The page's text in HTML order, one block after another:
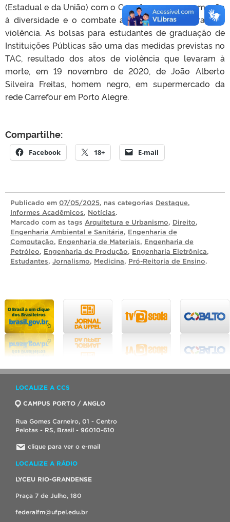
(Estadual e da União) com o Carrefour, para a promoção
à diversidade e o combate ao racismo estrutural e à
violência. As bolsas para estudantes de graduação de
Instituições Públicas são uma das medidas previstas no
TAC, resultado dos atos de violência que levaram à
morte, em 19 novembro de 2020, de João Alberto
Silveira Freitas, homem negro, em supermercado da
rede Carrefour em Porto Alegre.
Compartilhe:
Facebook 18+ E-mail
Publicado em 07/05/2025, nas categorias Destaque,
Informes Acadêmicos, Notícias.
Marcado com as tags Arquitetura e Urbanismo, Direito,
Engenharia Ambiental e Sanitária, Engenharia de
Computação, Engenharia de Materiais, Engenharia de
Petróleo, Engenharia de Produção, Engenharia Eletrônica,
Estudantes, Jornalismo, Medicina, Pró-Reitoria de Ensino.
LOCALIZE A CCS
CAMPUS PORTO / ANGLO
Rua Gomes Carneiro, 01 - Centro
Pelotas - RS, Brasil - 96010-610
clique para ver o e-mail
LOCALIZE A RÁDIO
LYCEU RIO-GRANDENSE
Praça 7 de Julho, 180
federalfm@ufpel.edu.br